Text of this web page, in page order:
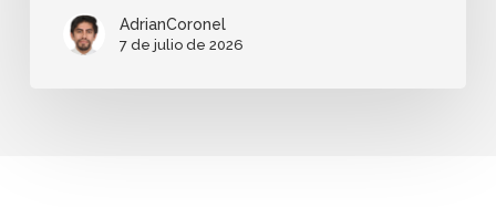
AdrianCoronel
7 de julio de 2026